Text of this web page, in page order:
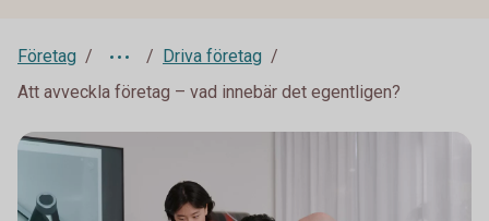
Företag
Driva företag
Att avveckla företag – vad innebär det egentligen?